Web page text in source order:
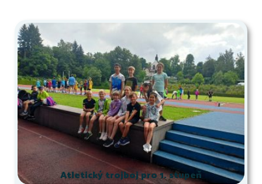
Atletický trojboj pro 1. stupeň